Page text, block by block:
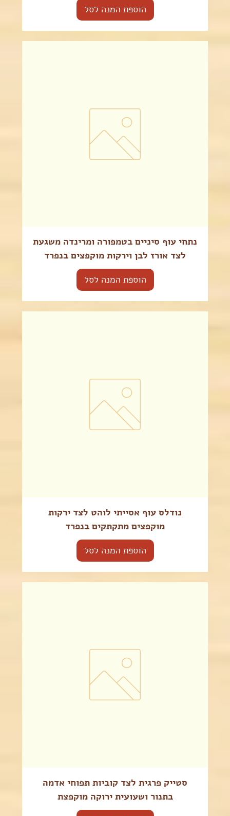
הוספת המנה לסל
נתחי עוף סיניים בטמפורה ומרינדה משגעת
לצד אורז לבן וירקות מוקפצים בנפרד
הוספת המנה לסל
נודלס עוף אסייתי לוהט לצד ירקות
מוקפצים מתקתקים בנפרד
הוספת המנה לסל
סטייק פרגית לצד קוביות תפוחי אדמה
בתנור ושעועית ירוקה מוקפצת